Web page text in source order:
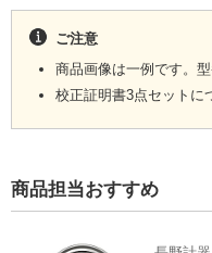
（9）接着方法がはんだ付け
すので、銀ロウ付け品また
（10）規格の詳細については
トラブル
ご注意
商品画像は一例です。
校正証明書3点セットに
商品担当おすすめ